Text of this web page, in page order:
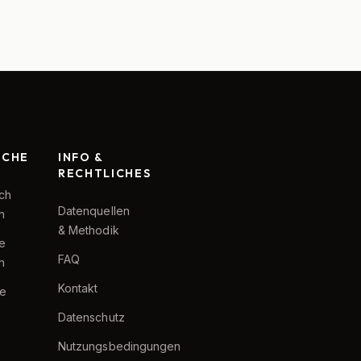
INFO &
RECHTLICHES
Datenquellen
& Methodik
FAQ
Kontakt
Datenschutz
Nutzungsbedingungen